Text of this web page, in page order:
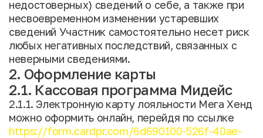
недостоверных) сведений о себе, а также при
несвоевременном изменении устаревших
сведений Участник самостоятельно несет риск
любых негативных последствий, связанных с
неверными сведениями.
2. Оформление карты
2.1. Кассовая программа Мидейс
2.1.1. Электронную карту лояльности Мега Хенд
можно оформить онлайн, перейдя по ссылке
https://form.cardpr.com/6d690100-526f-40ae-